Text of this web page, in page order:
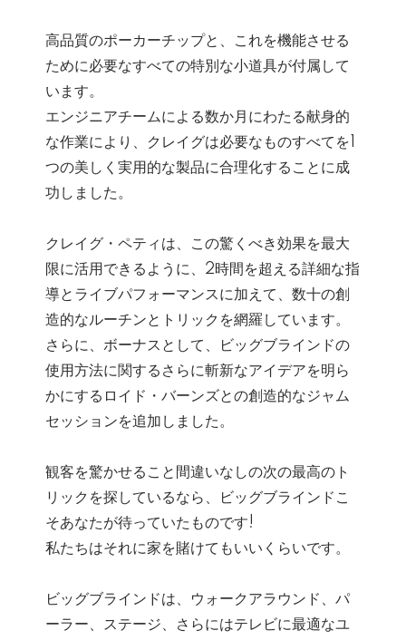
高品質のポーカーチップと、これを機能させる
ために必要なすべての特別な小道具が付属して
います。
エンジニアチームによる数か月にわたる献身的
な作業により、クレイグは必要なものすべてを1
つの美しく実用的な製品に合理化することに成
功しました。
クレイグ・ペティは、この驚くべき効果を最大
限に活用できるように、2時間を超える詳細な指
導とライブパフォーマンスに加えて、数十の創
造的なルーチンとトリックを網羅しています。
さらに、ボーナスとして、ビッグブラインドの
使用方法に関するさらに斬新なアイデアを明ら
かにするロイド・バーンズとの創造的なジャム
セッションを追加しました。
観客を驚かせること間違いなしの次の最高のト
リックを探しているなら、ビッグブラインドこ
そあなたが待っていたものです!
私たちはそれに家を賭けてもいいくらいです。
ビッグブラインドは、ウォークアラウンド、パ
ーラー、ステージ、さらにはテレビに最適なユ